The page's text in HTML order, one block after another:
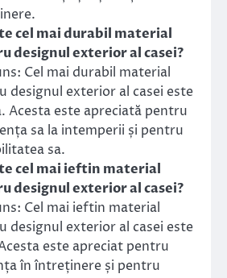
cel mai durabil material
designul exterior al casei?
Cel mai durabil material
designul exterior al casei este
Acesta este apreciată pentru
sa la intemperii și pentru
sa.
cel mai ieftin material
designul exterior al casei?
Cel mai ieftin material
designul exterior al casei este
este apreciat pentru
în întreținere și pentru